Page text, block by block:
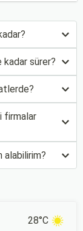
kadar sürer?
firmalar
alabilirim?
28°C